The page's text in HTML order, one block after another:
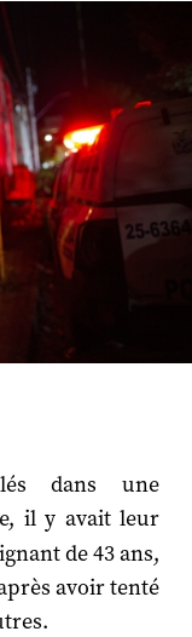
dans une
il y avait leur
de 43 ans,
avoir tenté